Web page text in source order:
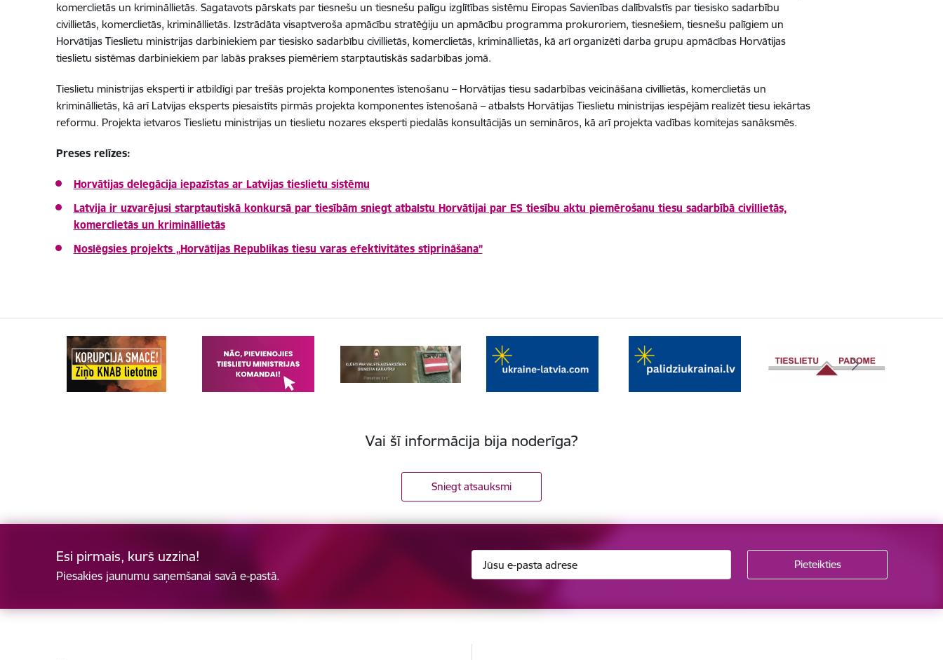
komerclietās un krimināllietās. Sagatavots pārskats par tiesnešu un tiesnešu palīgu izglītības sistēmu Eiropas Savienības dalībvalstīs par tiesisko sadarbību
civillietās, komerclietās, krimināllietās. Izstrādāta visaptveroša apmācību stratēģiju un apmācību programma prokuroriem, tiesnešiem, tiesnešu palīgiem un
Horvātijas Tieslietu ministrijas darbiniekiem par tiesisko sadarbību civillietās, komerclietās, krimināllietās, kā arī organizēti darba grupu apmācības Horvātijas
tieslietu sistēmas darbiniekiem par labās prakses piemēriem starptautiskās sadarbības jomā.
Tieslietu ministrijas eksperti ir atbildīgi par trešās projekta komponentes īstenošanu – Horvātijas tiesu sadarbības veicināšana civillietās, komerclietās un
krimināllietās, kā arī Latvijas eksperts piesaistīts pirmās projekta komponentes īstenošanā – atbalsts Horvātijas Tieslietu ministrijas iespējām realizēt tiesu iekārtas
reformu. Projekta ietvaros Tieslietu ministrijas un tieslietu nozares eksperti piedalās konsultācijās un semināros, kā arī projekta vadības komitejas sanāksmēs.
Preses relīzes:
Horvātijas delegācija iepazīstas ar Latvijas tieslietu sistēmu
Latvija ir uzvarējusi starptautiskā konkursā par tiesībām sniegt atbalstu Horvātijai par ES tiesību aktu piemērošanu tiesu sadarbībā civillietās,
komerclietās un krimināllietās
Noslēgsies projekts „Horvātijas Republikas tiesu varas efektivitātes stiprināšana”
Vai šī informācija bija noderīga?
Sniegt atsauksmi
Esi pirmais, kurš uzzina!
Piesakies jaunumu saņemšanai savā e-pastā.